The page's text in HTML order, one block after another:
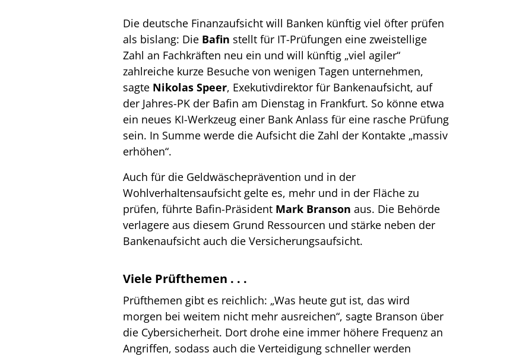
Die deutsche Finanzaufsicht will Banken künftig viel öfter prüfen
als bislang: Die Bafin stellt für IT-Prüfungen eine zweistellige
Zahl an Fachkräften neu ein und will künftig „viel agiler“
zahlreiche kurze Besuche von wenigen Tagen unternehmen,
sagte Nikolas Speer, Exekutivdirektor für Bankenaufsicht, auf
der Jahres-PK der Bafin am Dienstag in Frankfurt. So könne etwa
ein neues KI-Werkzeug einer Bank Anlass für eine rasche Prüfung
sein. In Summe werde die Aufsicht die Zahl der Kontakte „massiv
erhöhen“.
Auch für die Geldwäscheprävention und in der
Wohlverhaltensaufsicht gelte es, mehr und in der Fläche zu
prüfen, führte Bafin-Präsident Mark Branson aus. Die Behörde
verlagere aus diesem Grund Ressourcen und stärke neben der
Bankenaufsicht auch die Versicherungsaufsicht.
Viele Prüfthemen . . .
Prüfthemen gibt es reichlich: „Was heute gut ist, das wird
morgen bei weitem nicht mehr ausreichen“, sagte Branson über
die Cybersicherheit. Dort drohe eine immer höhere Frequenz an
Angriffen, sodass auch die Verteidigung schneller werden